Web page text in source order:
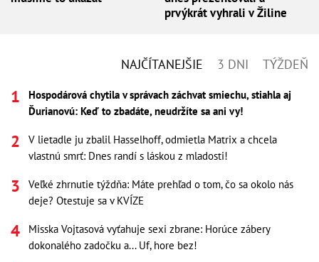
prvýkrát vyhrali v Žiline
NAJČÍTANEJŠIE 3 DNI TÝŽDEŇ
Hospodárová chytila v správach záchvat smiechu, stiahla aj
Ďurianovú: Keď to zbadáte, neudržíte sa ani vy!
V lietadle ju zbalil Hasselhoff, odmietla Matrix a chcela
vlastnú smrť: Dnes randí s láskou z mladosti!
Veľké zhrnutie týždňa: Máte prehľad o tom, čo sa okolo nás
deje? Otestuje sa v KVÍZE
Misska Vojtasová vyťahuje sexi zbrane: Horúce zábery
dokonalého zadočku a... Uf, hore bez!